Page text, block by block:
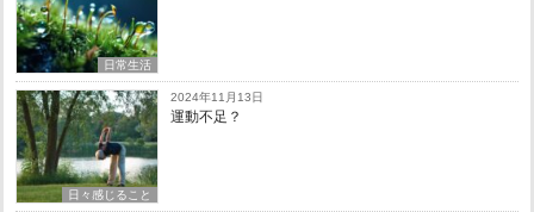
日常生活
日々感じること
2024年11月13日
運動不足？